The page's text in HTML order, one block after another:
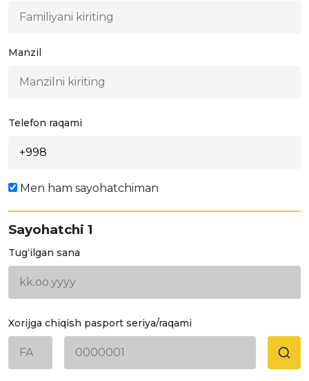
Manzil
Telefon raqami
Men ham sayohatchiman
Sayohatchi 1
Tug‘ilgan sana
Xorijga chiqish pasport seriya/raqami